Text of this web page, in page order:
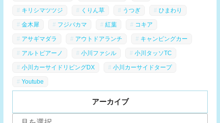
キリシマツツジ くりん草 うつぎ ひまわり
金木犀 フジバカマ 紅葉 コキア
アサギマダラ アウトドアランチ キャンピングカー
アルトピアーノ 小川ファシル 小川タッソTC
小川カーサイドリビングDX 小川カーサイドタープ
Youtube
アーカイブ